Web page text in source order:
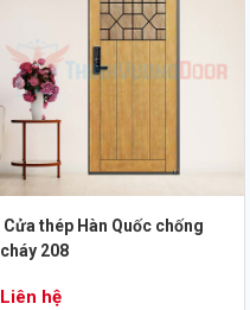
Cửa thép Hàn Quốc chống
cháy 208
Liên hệ